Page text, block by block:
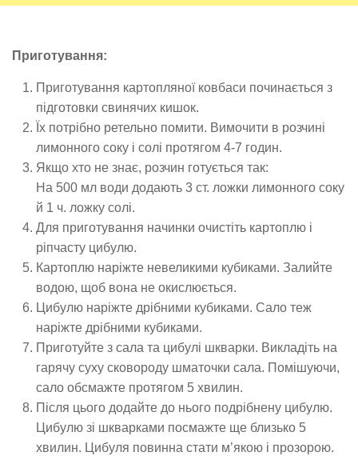
Приготування:
Приготування картопляної ковбаси починається з
підготовки свинячих кишок.
Їх потрібно ретельно помити. Вимочити в розчині
лимонного соку і солі протягом 4-7 годин.
Якщо хто не знає, розчин готується так:
На 500 мл води додають 3 ст. ложки лимонного соку
й 1 ч. ложку солі.
Для приготування начинки очистіть картоплю і
ріпчасту цибулю.
Картоплю наріжте невеликими кубиками. Залийте
водою, щоб вона не окислюється.
Цибулю наріжте дрібними кубиками. Сало теж
наріжте дрібними кубиками.
Приготуйте з сала та цибулі шкварки. Викладіть на
гарячу суху сковороду шматочки сала. Помішуючи,
сало обсмажте протягом 5 хвилин.
Після цього додайте до нього подрібнену цибулю.
Цибулю зі шкварками посмажте ще близько 5
хвилин. Цибуля повинна стати м’якою і прозорою.